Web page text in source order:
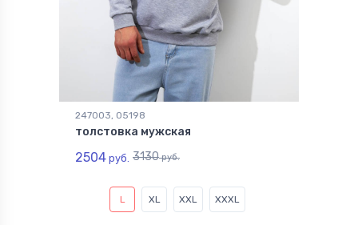
247003, 05198
толстовка мужская
2504 руб. 3130руб.
L XL XXL XXXL